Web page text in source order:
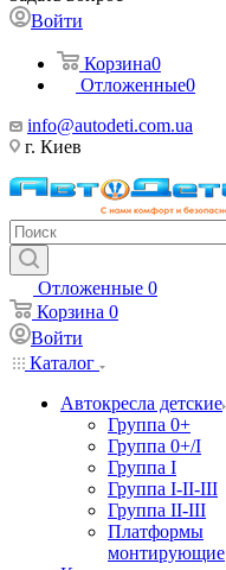
Войти
Корзина0
Отложенные0
info@autodeti.com.ua
г. Киев
Отложенные 0
Корзина 0
Войти
Каталог
Автокресла детские
Группа 0+
Группа 0+/I
Группа I
Группа I-II-III
Группа II-III
Платформы
монтирующие